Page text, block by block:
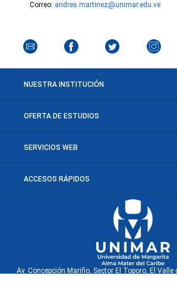
Correo: andres.martinez@unimar.edu.ve
NUESTRA INSTITUCIÓN
OFERTA DE ESTUDIOS
SERVICIOS WEB
ACCESOS RÁPIDOS
Av. Concepción Mariño, Sector El Toporo, El Valle